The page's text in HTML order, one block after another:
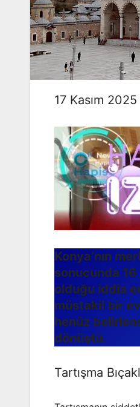
17 Kasım
Konya’nın
sonucunda 16
olduğu iddia
müstakil bir
henüz
dönüştü.
Tartışma